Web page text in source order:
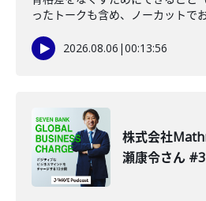
ったトークも含め、ノーカットで
2026.08.06 |00:13:56
株式会社
瀬康令さん #3